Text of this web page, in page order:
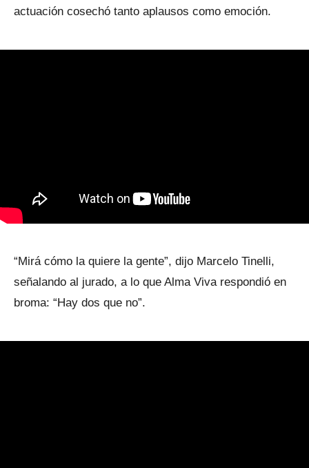
actuación cosechó tanto aplausos como emoción.
“Mirá cómo la quiere la gente”, dijo Marcelo Tinelli,
señalando al jurado, a lo que Alma Viva respondió en
broma: “Hay dos que no”.